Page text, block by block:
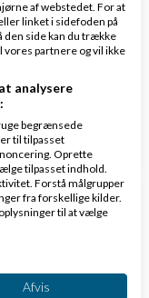
helt
,den 31-01-
0 svar
og fødder.
af webstedet. For at
linket i sidefoden på
den side kan du trække
vores partnere og vil ikke
analysere
begrænsede
til tilpasset
Oprette
tilpasset indhold.
Forstå målgrupper
fra forskellige kilder.
til at vælge
Afvis